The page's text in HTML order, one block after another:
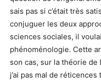
sais pas si c’était très
conjuguer les deux
sciences sociales, il
phénoménologie. Cette
son cas, sur la théorie de
j’ai pas mal de